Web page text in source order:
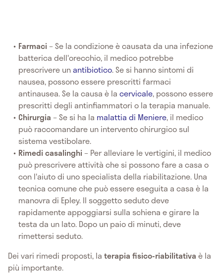
Farmaci– Se la condizione è causata da una infezione
batterica dell'orecchio, il medico potrebbe
prescrivere unantibiotico. Se si hanno sintomi di
nausea, possono essere prescritti farmaci
antinausea. Se la causa è lacervicale, possono essere
prescritti degli antinfiammatori o la terapia manuale.
Chirurgia– Se si ha la malattia di Meniere, il medico
può raccomandare un intervento chirurgico sul
sistema vestibolare.
Rimedi casalinghi– Per alleviare le vertigini, il medico
può prescrivere attività che si possono fare a casa o
con l'aiuto di uno specialista della riabilitazione. Una
tecnica comune che può essere eseguita a casa è la
manovra di Epley. Il soggetto seduto deve
rapidamente appoggiarsi sulla schiena e girare la
testa da un lato. Dopo un paio di minuti, deve
rimettersi seduto.
Dei vari rimedi proposti, la terapia fisico-riabilitativa è la
più importante.